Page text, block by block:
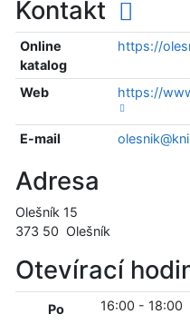
Kontakt
Online
katalog
https://
Web https://
E-mail
Adresa
Olešník 15
373 50 Olešník
Otevírací
Po 16:00 - 18:00